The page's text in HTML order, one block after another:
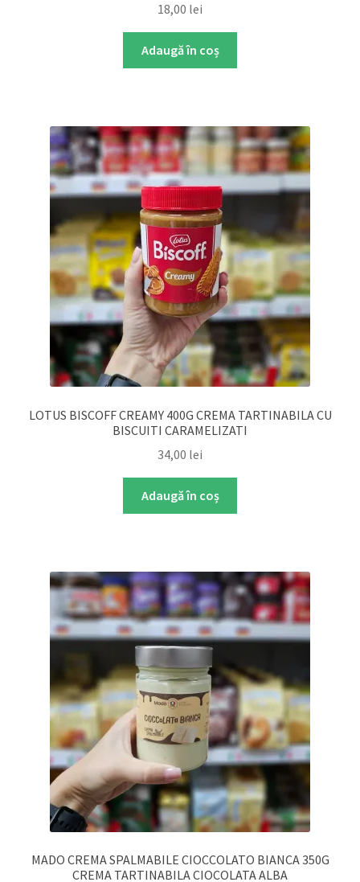
18,00 lei
Adaugă în coș
LOTUS BISCOFF CREAMY 400G CREMA TARTINABILA CU
BISCUITI CARAMELIZATI
34,00 lei
Adaugă în coș
MADO CREMA SPALMABILE CIOCCOLATO BIANCA 350G
CREMA TARTINABILA CIOCOLATA ALBA